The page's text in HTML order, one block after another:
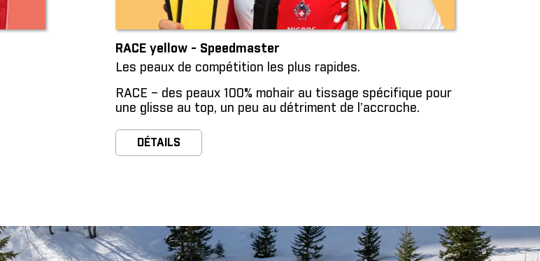
RACE yellow - Speedmaster
Les peaux de compétition les plus rapides.
RACE – des peaux 100% mohair au tissage spécifique pour
une glisse au top, un peu au détriment de l’accroche.
DÉTAILS